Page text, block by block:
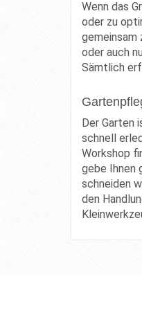
Wenn das
oder zu
gemeinsam
oder auch
Sämtlich
Der Garten
schnell
Workshop
gebe Ihnen
schneiden
den